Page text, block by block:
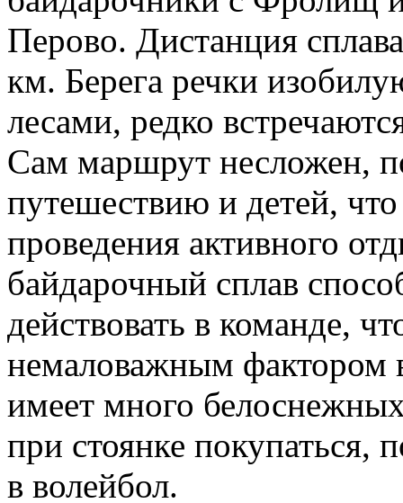
Перово. Дистанция
км. Берега речки
лесами, редко
Сам маршрут несложен,
путешествию и детей,
проведения активного
байдарочный сплав
действовать в команде,
немаловажным фактором
имеет много
при стоянке покупаться,
в волейбол.